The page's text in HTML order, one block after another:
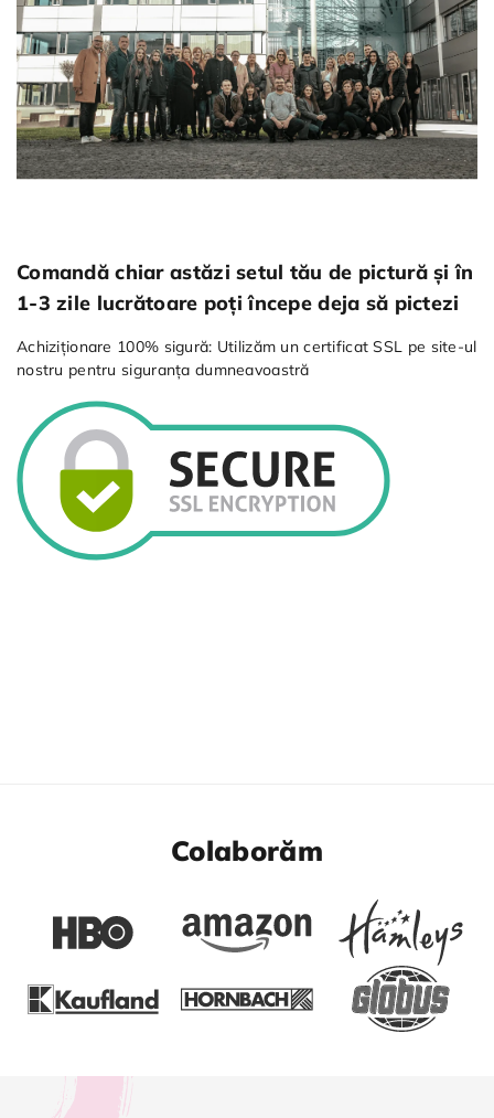
Comandă chiar astăzi setul tău de pictură și în
1-3 zile lucrătoare poți începe deja să pictezi
Achiziționare 100% sigură: Utilizăm un certificat SSL pe site-ul
nostru pentru siguranța dumneavoastră
Colaborăm